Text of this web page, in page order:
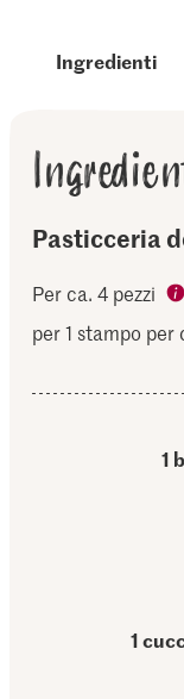
Ingredienti
Pasticceria
Per ca. 4 pezzi
per 1 stampo
1
1